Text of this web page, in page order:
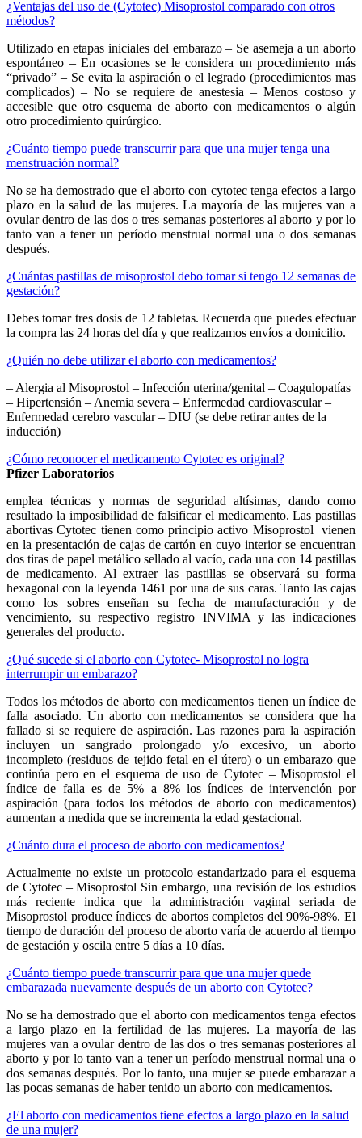
¿Ventajas del uso de (Cytotec) Misoprostol comparado con otros
métodos?
Utilizado en etapas iniciales del embarazo – Se asemeja a un aborto
espontáneo – En ocasiones se le considera un procedimiento más
“privado” – Se evita la aspiración o el legrado (procedimientos mas
complicados) – No se requiere de anestesia – Menos costoso y
accesible que otro esquema de aborto con medicamentos o algún
otro procedimiento quirúrgico.
¿Cuánto tiempo puede transcurrir para que una mujer tenga una
menstruación normal?
No se ha demostrado que el aborto con cytotec tenga efectos a largo
plazo en la salud de las mujeres. La mayoría de las mujeres van a
ovular dentro de las dos o tres semanas posteriores al aborto y por lo
tanto van a tener un período menstrual normal una o dos semanas
después.
¿Cuántas pastillas de misoprostol debo tomar si tengo 12 semanas de
gestación?
Debes tomar tres dosis de 12 tabletas. Recuerda que puedes efectuar
la compra las 24 horas del día y que realizamos envíos a domicilio.
¿Quién no debe utilizar el aborto con medicamentos?
– Alergia al Misoprostol – Infección uterina/genital – Coagulopatías
– Hipertensión – Anemia severa – Enfermedad cardiovascular –
Enfermedad cerebro vascular – DIU (se debe retirar antes de la
inducción)
¿Cómo reconocer el medicamento Cytotec es original?
Pfizer Laboratorios
emplea técnicas y normas de seguridad altísimas, dando como
resultado la imposibilidad de falsificar el medicamento. Las pastillas
abortivas Cytotec tienen como principio activo Misoprostol vienen
en la presentación de cajas de cartón en cuyo interior se encuentran
dos tiras de papel metálico sellado al vacío, cada una con 14 pastillas
de medicamento. Al extraer las pastillas se observará su forma
hexagonal con la leyenda 1461 por una de sus caras. Tanto las cajas
como los sobres enseñan su fecha de manufacturación y de
vencimiento, su respectivo registro INVIMA y las indicaciones
generales del producto.
¿Qué sucede si el aborto con Cytotec- Misoprostol no logra
interrumpir un embarazo?
Todos los métodos de aborto con medicamentos tienen un índice de
falla asociado. Un aborto con medicamentos se considera que ha
fallado si se requiere de aspiración. Las razones para la aspiración
incluyen un sangrado prolongado y/o excesivo, un aborto
incompleto (residuos de tejido fetal en el útero) o un embarazo que
continúa pero en el esquema de uso de Cytotec – Misoprostol el
índice de falla es de 5% a 8% los índices de intervención por
aspiración (para todos los métodos de aborto con medicamentos)
aumentan a medida que se incrementa la edad gestacional.
¿Cuánto dura el proceso de aborto con medicamentos?
Actualmente no existe un protocolo estandarizado para el esquema
de Cytotec – Misoprostol Sin embargo, una revisión de los estudios
más reciente indica que la administración vaginal seriada de
Misoprostol produce índices de abortos completos del 90%-98%. El
tiempo de duración del proceso de aborto varía de acuerdo al tiempo
de gestación y oscila entre 5 días a 10 días.
¿Cuánto tiempo puede transcurrir para que una mujer quede
embarazada nuevamente después de un aborto con Cytotec?
No se ha demostrado que el aborto con medicamentos tenga efectos
a largo plazo en la fertilidad de las mujeres. La mayoría de las
mujeres van a ovular dentro de las dos o tres semanas posteriores al
aborto y por lo tanto van a tener un período menstrual normal una o
dos semanas después. Por lo tanto, una mujer se puede embarazar a
las pocas semanas de haber tenido un aborto con medicamentos.
¿El aborto con medicamentos tiene efectos a largo plazo en la salud
de una mujer?